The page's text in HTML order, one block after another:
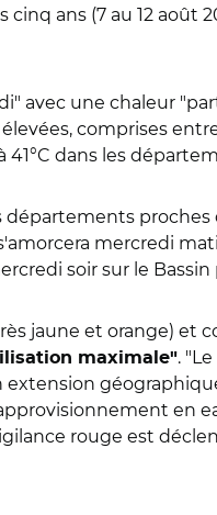
cinq ans (7 au 12 août
avec une chaleur
comprises
dans les
départements proches
mercredi
soir sur le Bassin
jaune et orange) et
maximale".
extension
en
rouge est